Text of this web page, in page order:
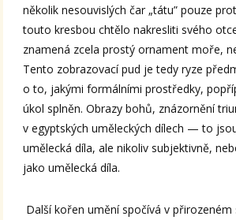
několik nesouvislých čar „tátu” pouze
touto kresbou chtělo nakresliti svého
znamená zcela prostý ornament moře,
Tento zobrazovací pud je tedy ryze
o to, jakými formálními prostředky,
úkol splněn. Obrazy bohů, znázornění
v egyptských uměleckých dílech — to
umělecká díla, ale nikoliv subjektivně,
jako umělecká díla.
Další kořen umění spočívá v přirozeném